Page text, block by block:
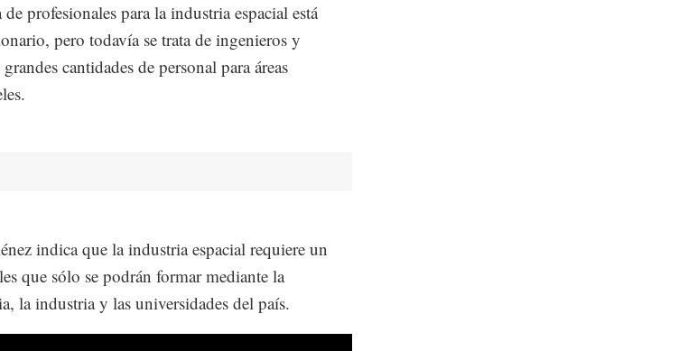
profesionales para la industria espacial está
pero todavía se trata de ingenieros y
cantidades de personal para áreas
indica que la industria espacial requiere un
que sólo se podrán formar mediante la
la industria y las universidades del país.